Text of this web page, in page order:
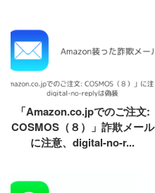
「Amazon.co.jpでのご注文:
COSMOS（８）」詐欺メール
に注意、digital-no-r...